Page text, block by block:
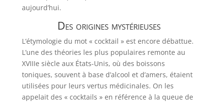
aujourd’hui.
Des origines mystérieuses
L’étymologie du mot « cocktail » est encore débattue.
L’une des théories les plus populaires remonte au
XVIIIe siècle aux États-Unis, où des boissons
toniques, souvent à base d’alcool et d’amers, étaient
utilisées pour leurs vertus médicinales. On les
appelait des « cocktails » en référence à la queue de